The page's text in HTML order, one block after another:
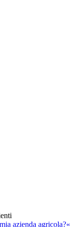
azienda agricola?«